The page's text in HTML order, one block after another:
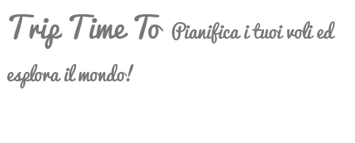
Trip Time To Pianifica i tuoi voli ed
esplora il mondo!